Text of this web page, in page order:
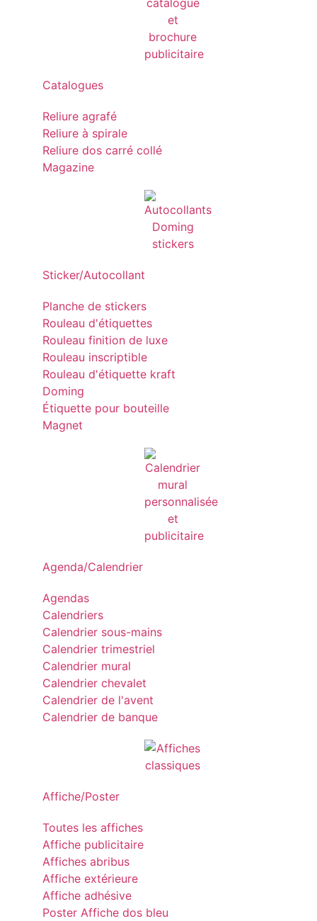
Catalogues
Reliure agrafé
Reliure à spirale
Reliure dos carré collé
Magazine
Sticker/Autocollant
Planche de stickers
Rouleau d'étiquettes
Rouleau finition de luxe
Rouleau inscriptible
Rouleau d'étiquette kraft
Doming
Étiquette pour bouteille
Magnet
Agenda/Calendrier
Agendas
Calendriers
Calendrier sous-mains
Calendrier trimestriel
Calendrier mural
Calendrier chevalet
Calendrier de l'avent
Calendrier de banque
Affiche/Poster
Toutes les affiches
Affiche publicitaire
Affiches abribus
Affiche extérieure
Affiche adhésive
Poster Affiche dos bleu